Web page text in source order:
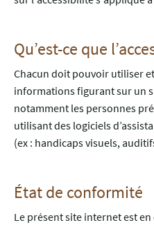
Qu’est-ce que
Chacun doit pouvoir utiliser
informations figurant sur un
notamment les personnes
utilisant des logiciels
(ex : handicaps visuels,
État de conformité
Le présent site internet est en